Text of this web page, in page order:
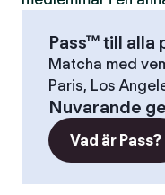
Pass™ till alla
Matcha med
Paris, Los
Nuvarande
Vad är Pass?